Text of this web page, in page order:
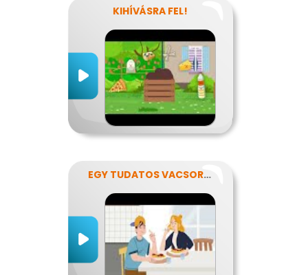
KIHÍVÁSRA FEL!
EGY TUDATOS VACSORA RECEPTJE